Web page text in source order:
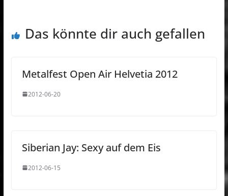
Das könnte dir auch gefallen
Metalfest Open Air Helvetia 2012
2012-06-20
Siberian Jay: Sexy auf dem Eis
2012-06-15